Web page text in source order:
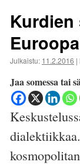
Julkaistu: 11.2.2016 |
Jaa somessa tai